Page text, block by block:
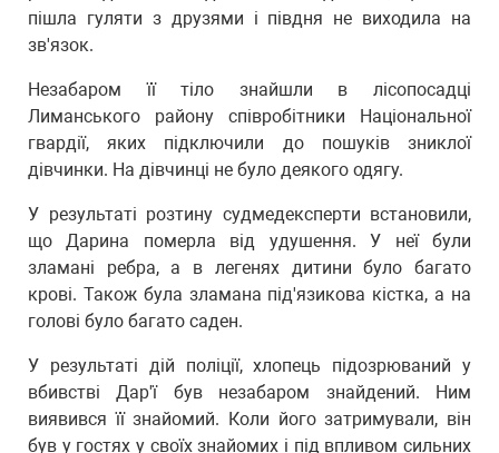
пішла гуляти з друзями і півдня не виходила на
зв'язок.
Незабаром її тіло знайшли в лісопосадці
Лиманського району співробітники Національної
гвардії, яких підключили до пошуків зниклої
дівчинки. На дівчинці не було деякого одягу.
У результаті розтину судмедексперти встановили,
що Дарина померла від удушення. У неї були
зламані ребра, а в легенях дитини було багато
крові. Також була зламана під'язикова кістка, а на
голові було багато саден.
У результаті дій поліції, хлопець підозрюваний у
вбивстві Дар'ї був незабаром знайдений. Ним
виявився її знайомий. Коли його затримували, він
був у гостях у своїх знайомих і під впливом сильних